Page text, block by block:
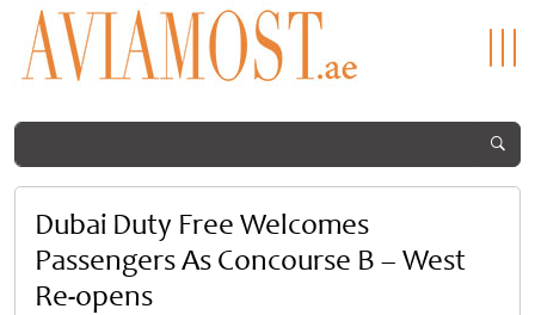
Dubai Duty Free Welcomes
Passengers As Concourse B – West
Re-opens